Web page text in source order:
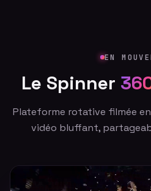
EN
Le Spinner
Plateforme rotative filmée
vidéo bluffant,